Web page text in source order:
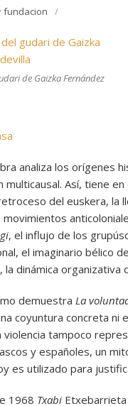
fundacion /
de Gaizka Fernández
analiza los orígenes
multicausal. Así, tiene
del euskera, la
, el influjo de los
el imaginario bélico
dinámica organizativa
demuestra La
coyuntura concreta ni
tampoco
y españoles, un
es utilizado para
1968 Txabi Etxebarrieta